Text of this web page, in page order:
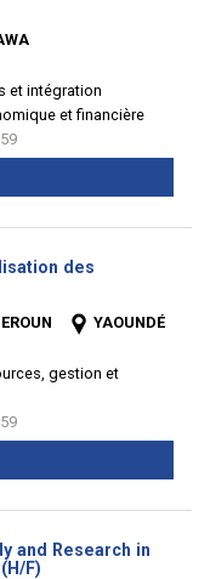
et intégration
et financière
des
YAOUNDÉ
gestion et
and Research in
F)